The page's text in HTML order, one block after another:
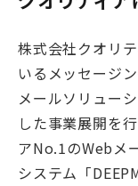
株式会社クオリ
いるメッセージ
メールソリュー
した事業展開を
アNo.1のWebメ
システム「